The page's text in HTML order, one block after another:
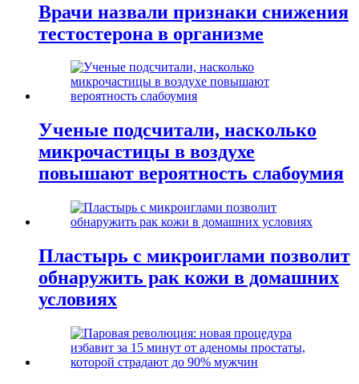
Врачи назвали признаки снижения
тестостерона в организме
Ученые подсчитали, насколько
микрочастицы в воздухе
повышают вероятность слабоумия
Пластырь с микроиглами позволит
обнаружить рак кожи в домашних
условиях